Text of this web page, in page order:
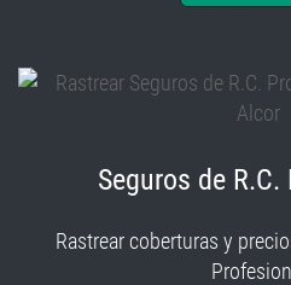
Seguros de
Rastrear coberturas y